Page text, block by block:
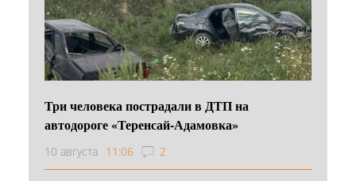
Три человека пострадали в ДТП на
автодороге «Теренсай-Адамовка»
10 августа 11:06 2